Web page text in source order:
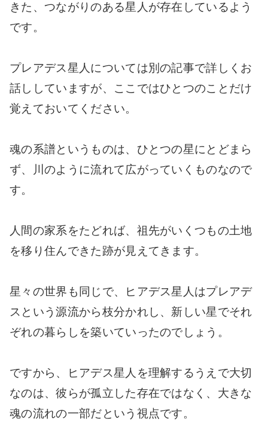
きた、つながりのある星人が存在しているよう
です。
プレアデス星人については別の記事で詳しくお
話ししていますが、ここではひとつのことだけ
覚えておいてください。
魂の系譜というものは、ひとつの星にとどまら
ず、川のように流れて広がっていくものなので
す。
人間の家系をたどれば、祖先がいくつもの土地
を移り住んできた跡が見えてきます。
星々の世界も同じで、ヒアデス星人はプレアデ
スという源流から枝分かれし、新しい星でそれ
ぞれの暮らしを築いていったのでしょう。
ですから、ヒアデス星人を理解するうえで大切
なのは、彼らが孤立した存在ではなく、大きな
魂の流れの一部だという視点です。